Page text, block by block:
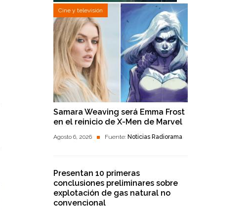
Cine y televisión
Samara Weaving será Emma Frost
en el reinicio de X-Men de Marvel
Agosto 6, 2026 Fuente: Noticias Radiorama
Presentan 10 primeras
conclusiones preliminares sobre
explotación de gas natural no
convencional